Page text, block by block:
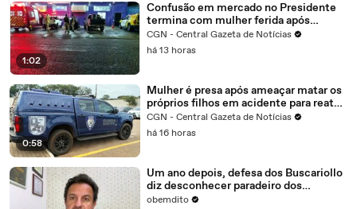
1:02
Confusão em mercado no Presidente
termina com mulher ferida após
discussão por fila
CGN - Central Gazeta de Notícias
há 13 horas
0:58
Mulher é presa após ameaçar matar os
próprios filhos em acidente para reatar
relacionamento
CGN - Central Gazeta de Notícias
há 16 horas
Um ano depois, defesa dos Buscariollo
diz desconhecer paradeiro dos
investigados
obemdito